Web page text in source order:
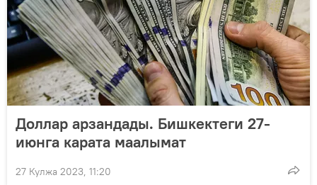
Доллар арзандады. Бишкектеги 27-
июнга карата маалымат
27 Кулжа 2023, 11:20